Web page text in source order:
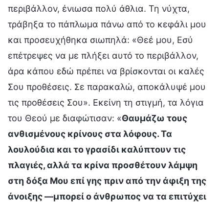
περιβάλλον, ένιωσα πολύ άθλια. Τη νύχτα,
τράβηξα το πάπλωμα πάνω από το κεφάλι μου
και προσευχήθηκα σιωπηλά: «Θεέ μου, Εσύ
επέτρεψες να με πλήξει αυτό το περιβάλλον,
άρα κάπου εδώ πρέπει να βρίσκονται οι καλές
Σου προθέσεις. Σε παρακαλώ, αποκάλυψέ μου
τις προθέσεις Σου». Εκείνη τη στιγμή, τα λόγια
του Θεού με διαφώτισαν: «Θαυμάζω τους
ανθισμένους κρίνους στα λόφους. Τα
λουλούδια και το γρασίδι καλύπτουν τις
πλαγιές, αλλά τα κρίνα προσθέτουν λάμψη
στη δόξα Μου επί γης πριν από την άφιξη της
άνοιξης —μπορεί ο άνθρωπος να τα επιτύχει